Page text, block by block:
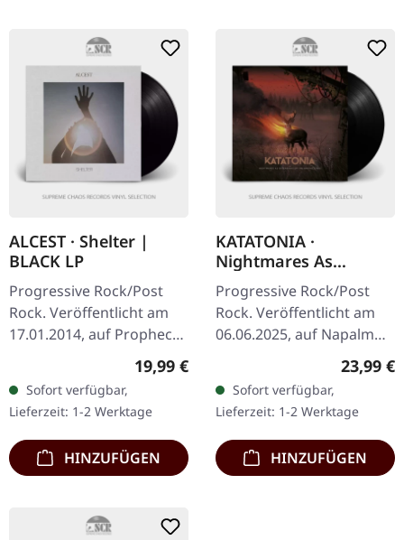
ALCEST · Shelter |
BLACK LP
Progressive Rock/Post
Rock. Veröffentlicht am
17.01.2014, auf Prophecy
Productions. Schwarzes
Vinyl mit bedruckter
Innenhülle, Schutzhülle
und Poster…
Regulärer Preis:
19,99 €
Sofort verfügbar,
Lieferzeit: 1-2 Werktage
HINZUFÜGEN
KATATONIA ·
Nightmares As
Extensions Of The
Waking State | BLACK
LP
Progressive Rock/Post
Rock. Veröffentlicht am
06.06.2025, auf Napalm
Records. Schwarzes 180g
Vinyl im Gatefold-Cover.
Schwedens Meister der…
23,99 €
Sofort verfügbar,
Lieferzeit: 1-2 Werktage
HINZUFÜGEN